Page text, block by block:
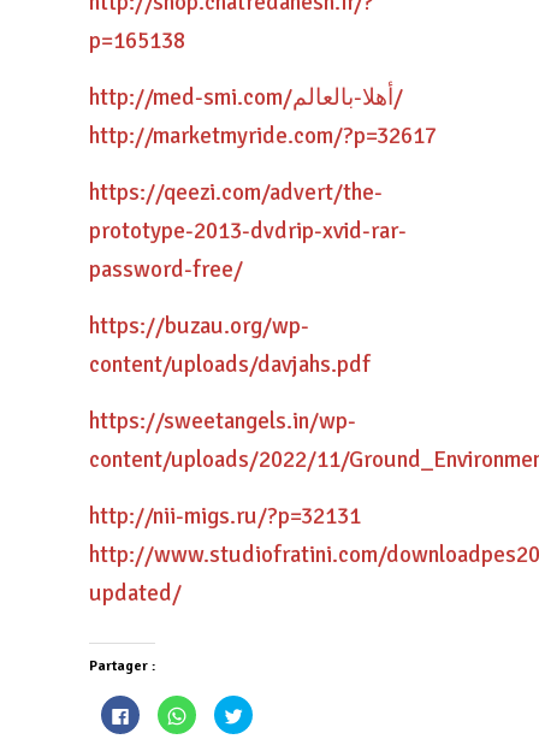
p=165138
http://med-smi.com/أهلا-بالعالم/
http://marketmyride.com/?p=32617
https://qeezi.com/advert/the-
prototype-2013-dvdrip-xvid-rar-
password-free/
https://buzau.org/wp-
content/uploads/davjahs.pdf
https://sweetangels.in/wp-
content/uploads/2022/11/
http://nii-migs.ru/?p=32131
http://www.studiofratini.com/
updated/
Partager :
Cliquez
pour
partager
Cliquez
pour
partager
Cliquez
pour